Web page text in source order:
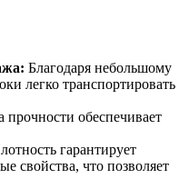
Благодаря небольшому
легко транспортировать
прочности обеспечивает
гарантирует
свойства, что позволяет